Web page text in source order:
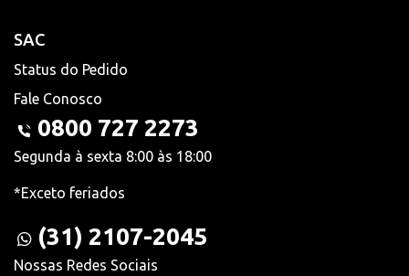
SAC
Status do Pedido
Fale Conosco
0800 727 2273
Segunda à sexta 8:00 às 18:00
*Exceto feriados
(31) 2107-2045
Nossas Redes Sociais